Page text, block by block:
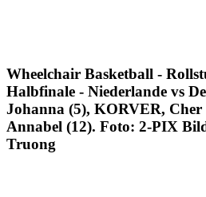
Wheelchair Basketball -
Halbfinale - Niederlande vs
Johanna (5), KORVER, Cher
Annabel (12). Foto: 2-PIX
Truong